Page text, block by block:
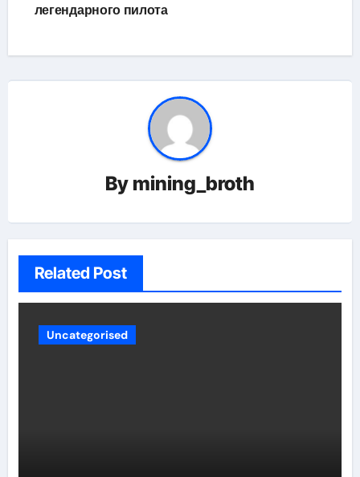
легендарного пилота
By mining_broth
Related Post
Uncategorised